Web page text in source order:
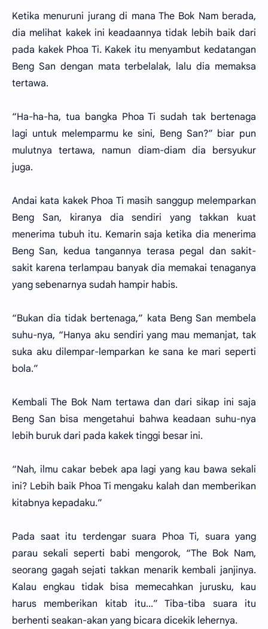
Ketika menuruni jurang di mana The Bok Nam berada,
dia melihat kakek ini keadaannya tidak lebih baik dari
pada kakek Phoa Ti. Kakek itu menyambut kedatangan
Beng San dengan mata terbelalak, lalu dia memaksa
tertawa.
“Ha-ha-ha, tua bangka Phoa Ti sudah tak bertenaga
lagi untuk melemparmu ke sini, Beng San?” biar pun
mulutnya tertawa, namun diam-diam dia bersyukur
juga.
Andai kata kakek Phoa Ti masih sanggup melemparkan
Beng San, kiranya dia sendiri yang takkan kuat
menerima tubuh itu. Kemarin saja ketika dia menerima
Beng San, kedua tangannya terasa pegal dan sakit-
sakit karena terlampau banyak dia memakai tenaganya
yang sebenarnya sudah hampir habis.
“Bukan dia tidak bertenaga,” kata Beng San membela
suhu-nya, “Hanya aku sendiri yang mau memanjat, tak
suka aku dilempar-lemparkan ke sana ke mari seperti
bola.”
Kembali The Bok Nam tertawa dan dari sikap ini saja
Beng San bisa mengetahui bahwa keadaan suhu-nya
lebih buruk dari pada kakek tinggi besar ini.
“Nah, ilmu cakar bebek apa lagi yang kau bawa sekali
ini? Lebih baik Phoa Ti mengaku kalah dan memberikan
kitabnya kepadaku.”
Pada saat itu terdengar suara Phoa Ti, suara yang
parau sekali seperti babi mengorok, “The Bok Nam,
seorang gagah sejati takkan menarik kembali janjinya.
Kalau engkau tidak bisa memecahkan jurusku, kau
harus memberikan kitab itu...” Tiba-tiba suara itu
berhenti seakan-akan yang bicara dicekik lehernya.